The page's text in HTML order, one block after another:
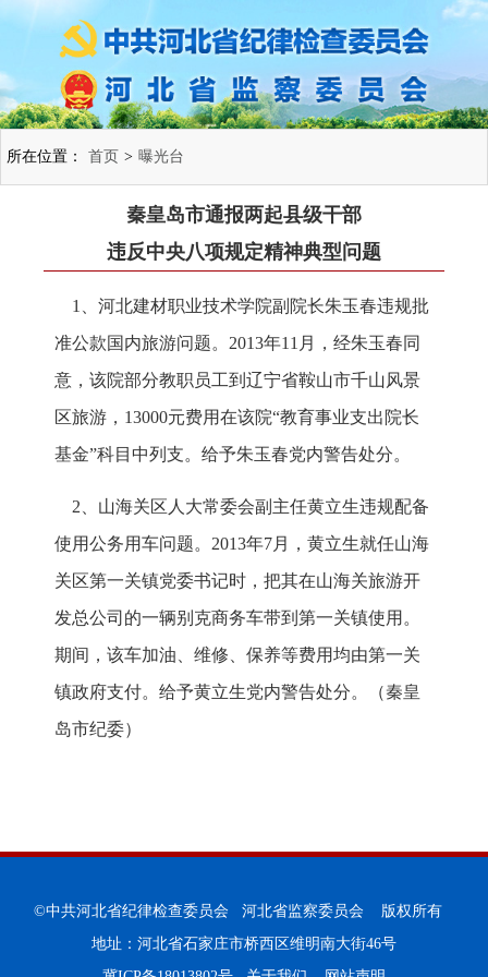
所在位置： 首页 > 曝光台
秦皇岛市通报两起县级干部
违反中央八项规定精神典型问题
1、河北建材职业技术学院副院长朱玉春违规批
准公款国内旅游问题。2013年11月，经朱玉春同
意，该院部分教职员工到辽宁省鞍山市千山风景
区旅游，13000元费用在该院“教育事业支出院长
基金”科目中列支。给予朱玉春党内警告处分。
2、山海关区人大常委会副主任黄立生违规配备
使用公务用车问题。2013年7月，黄立生就任山海
关区第一关镇党委书记时，把其在山海关旅游开
发总公司的一辆别克商务车带到第一关镇使用。
期间，该车加油、维修、保养等费用均由第一关
镇政府支付。给予黄立生党内警告处分。（秦皇
岛市纪委）
©中共河北省纪律检查委员会 河北省监察委员会 版权所有
地址：河北省石家庄市桥西区维明南大街46号